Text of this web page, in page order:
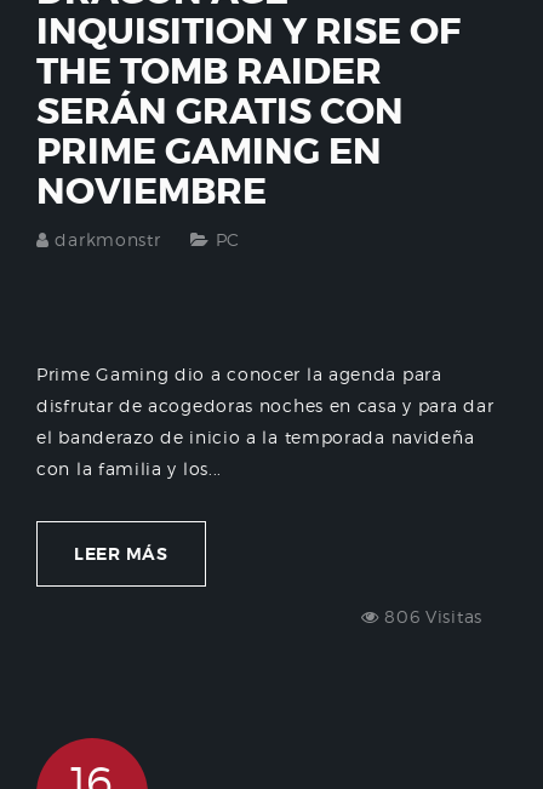
INQUISITION Y RISE OF
THE TOMB RAIDER
SERÁN GRATIS CON
PRIME GAMING EN
NOVIEMBRE
darkmonstr PC
Prime Gaming dio a conocer la agenda para
disfrutar de acogedoras noches en casa y para dar
el banderazo de inicio a la temporada navideña
con la familia y los...
LEER MÁS
806 Visitas